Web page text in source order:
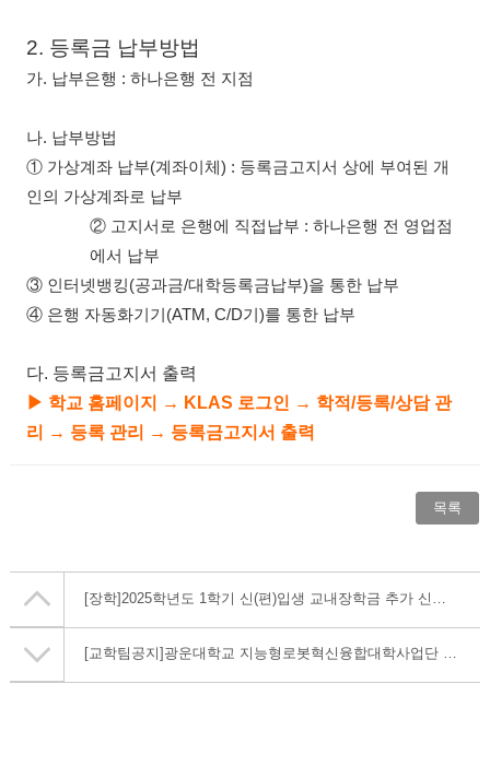
2. 등록금 납부방법
가. 납부은행 : 하나은행 전 지점
나. 납부방법
① 가상계좌 납부(계좌이체 ) : 등록금고지서 상에 부여된 개
인의 가상계좌로 납부
② 고지서로 은행에 직접납부 :하나은행 전 영업점
에서 납부
③ 인터넷뱅킹(공과금/대학등록금납부)을 통한 납부
④ 은행 자동화기기 (ATM, C/D기 )를 통한 납부
다. 등록금고지서 출력
▶ 학교 홈페이지 → KLAS 로그인 → 학적/등록/상담 관
리
→ 등록 관리 → 등록금고지서 출력
목록
[장학]2025학년도 1학기 신(편)입생 교내장학금 추가 신청 안내
[교학팀공지] 광운대학교 지능형로봇혁신융합대학사업단 근로장학생 모집